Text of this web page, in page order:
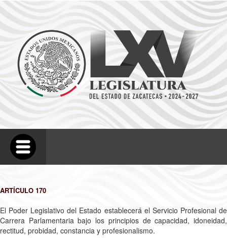
ARTÍCULO 170
El Poder Legislativo del Estado establecerá el Servicio Profesional de
Carrera Parlamentaria bajo los principios de capacidad, idoneidad,
rectitud, probidad, constancia y profesionalismo.